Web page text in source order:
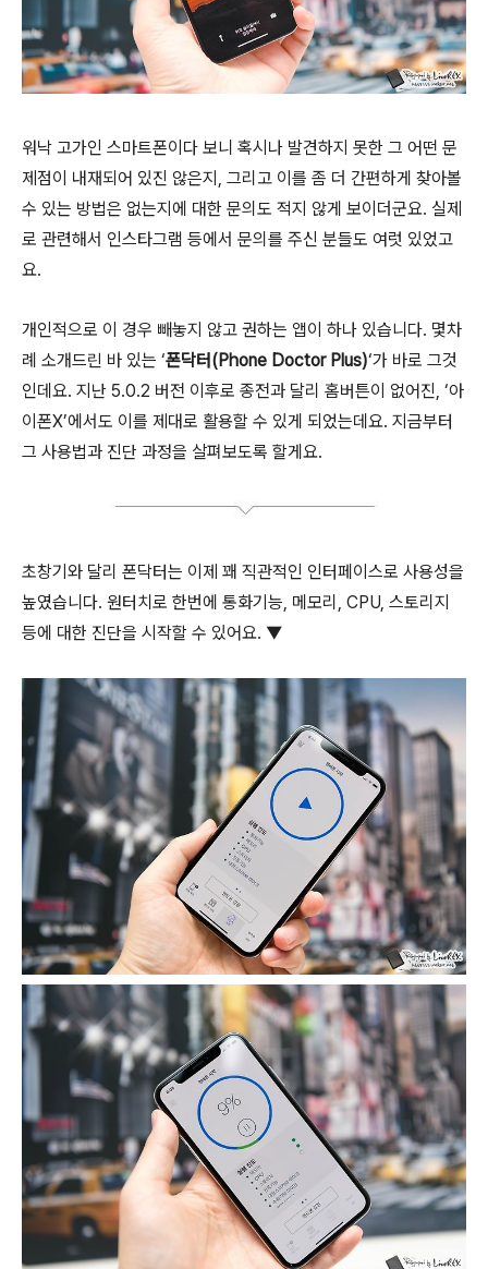
워낙 고가인 스마트폰이다 보니 혹시나 발견하지 못한 그 어떤 문
제점이 내재되어 있진 않은지, 그리고 이를 좀 더 간편하게 찾아볼
수 있는 방법은 없는지에 대한 문의도 적지 않게 보이더군요. 실제
로 관련해서 인스타그램 등에서 문의를 주신 분들도 여럿 있었고
요.
개인적으로 이 경우 빼놓지 않고 권하는 앱이 하나 있습니다. 몇차
례 소개드린 바 있는 ‘폰닥터(Phone Doctor Plus)‘가 바로 그것
인데요. 지난 5.0.2 버전 이후로 종전과 달리 홈버튼이 없어진, ‘아
이폰X’에서도 이를 제대로 활용할 수 있게 되었는데요. 지금부터
그 사용법과 진단 과정을 살펴보도록 할게요.
초창기와 달리 폰닥터는 이제 꽤 직관적인 인터페이스로 사용성을
높였습니다. 원터치로 한번에 통화기능, 메모리, CPU, 스토리지
등에 대한 진단을 시작할 수 있어요. ▼